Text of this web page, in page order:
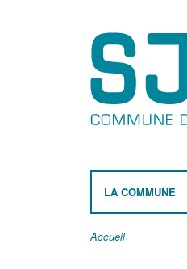
LA COMMUNE
Accueil